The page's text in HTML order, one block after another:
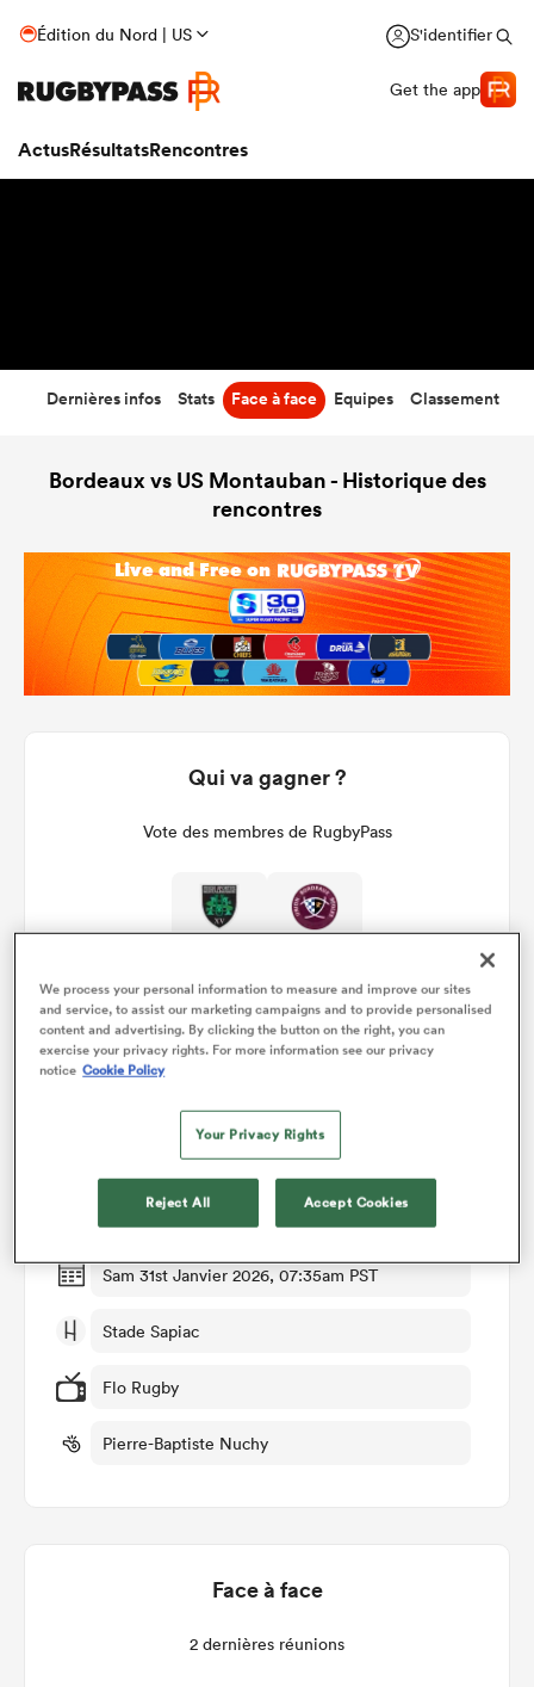
Édition du Nord | US S'identifier
Get the app
ActusRésultatsRencontres
Dernières infos Stats Face à face Equipes Classement
Bordeaux vs US Montauban - Historique des
rencontres
Qui va gagner ?
Vote des membres de RugbyPass
Manche 16
Sam 31st Janvier 2026, 07:35am PST
Stade Sapiac
Flo Rugby
Pierre-Baptiste Nuchy
Face à face
2 dernières réunions
We process your personal information to measure and improve our sites
and service, to assist our marketing campaigns and to provide personalised
content and advertising. By clicking the button on the right, you can
exercise your privacy rights. For more information see our privacy
notice Cookie Policy
Your Privacy Rights
Reject All Accept Cookies